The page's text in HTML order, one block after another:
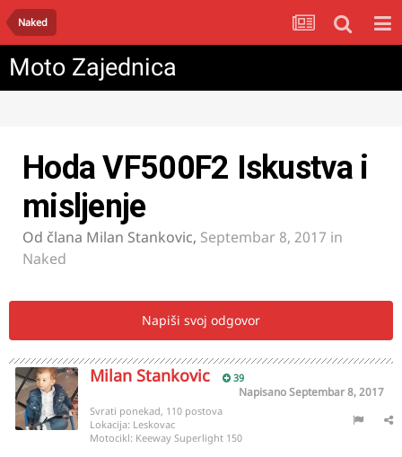
Naked
Moto Zajednica
Hoda VF500F2 Iskustva i
misljenje
Od člana Milan Stankovic, Septembar 8, 2017 in
Naked
Napiši svoj odgovor
Milan Stankovic 39
NapisanoSeptembar 8, 2017
Svrati ponekad, 110 postova
Lokacija: Leskovac
Motocikl: Keeway Superlight 150